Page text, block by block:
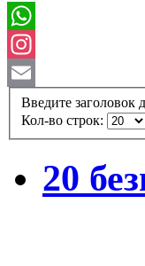
Instagram
Email
Введите заголовок
Кол-во строк:
20